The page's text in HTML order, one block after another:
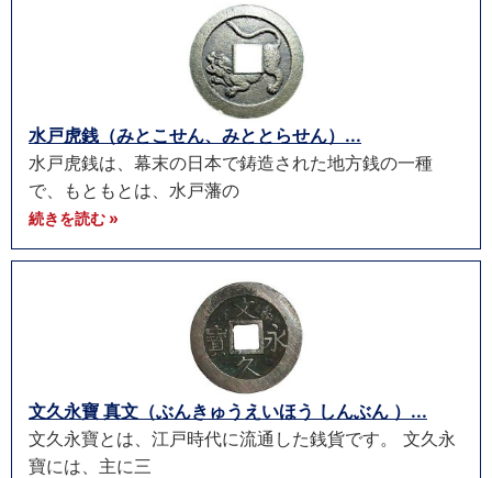
水戸虎銭（みとこせん、みととらせん）...
水戸虎銭は、幕末の日本で鋳造された地方銭の一種
で、もともとは、水戸藩の
続きを読む »
文久永寶 真文（ぶんきゅうえいほう しんぶん ）...
文久永寶とは、江戸時代に流通した銭貨です。 文久永
寶には、主に三